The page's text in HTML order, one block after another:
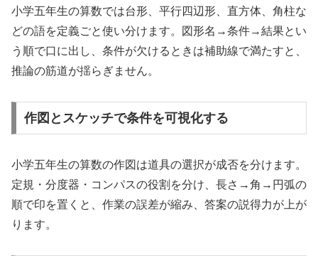
小学五年生の算数では台形、平行四辺形、直方体、角柱な
どの語を定義ごと使い分けます。図形名→条件→結果とい
う順で口に出し、条件が欠けるときは補助線で満たすと、
推論の筋道が揺らぎません。
作図とスケッチで条件を可視化する
小学五年生の算数の作図は道具の選択が成否を分けます。
定規・分度器・コンパスの役割を分け、長さ→角→円弧の
順で印を置くと、作業の誤差が縮み、答案の説得力が上が
ります。